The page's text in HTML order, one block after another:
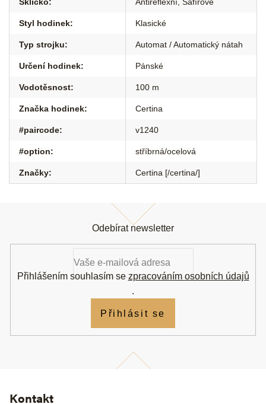
Styl hodinek: Klasické
Typ strojku: Automat / Automatický nátah
Určení hodinek: Pánské
Vodotěsnost: 100 m
Značka hodinek: Certina
#paircode: v1240
#option: stříbrná/ocelová
Značky: Certina [/certina/]
Kontakt
Odebírat newsletter
Přihlášením souhlasím se zpracováním osobních údajů
.
Přihlásit se